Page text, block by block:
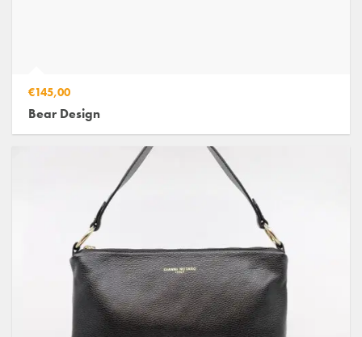
€145,00
Bear Design